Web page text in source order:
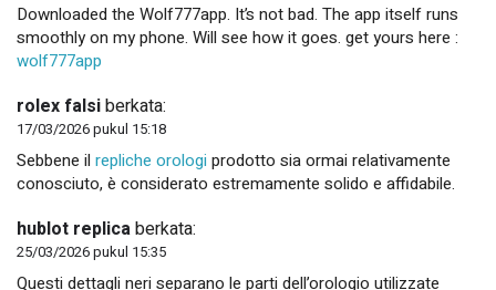
Downloaded the Wolf777app. It’s not bad. The app itself runs
smoothly on my phone. Will see how it goes. get yours here :
wolf777app
rolex falsiberkata:
17/03/2026 pukul 15:18
Sebbene il repliche orologi prodotto sia ormai relativamente
conosciuto, è considerato estremamente solido e affidabile.
hublot replicaberkata:
25/03/2026 pukul 15:35
Questi dettagli neri separano le parti dell’orologio utilizzate